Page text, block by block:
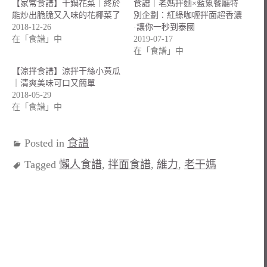
【家常食譜】干鍋花菜｜終於
能炒出脆脆又入味的花椰菜了
2018-12-26
在「食譜」中
食譜｜老媽拌麵×藍象餐廳特
別企劃：紅綠咖喱拌面超香濃
·讓你一秒到泰國
2019-07-17
在「食譜」中
【涼拌食譜】涼拌干絲小黃瓜
｜清爽美味可口又簡單
2018-05-29
在「食譜」中
Posted in 食譜
Tagged 懶人食譜, 拌面食譜, 維力, 老干媽